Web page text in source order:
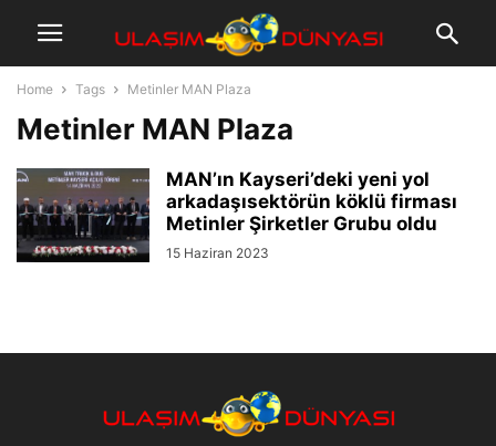
Home Tags Metinler MAN Plaza
Metinler MAN Plaza
MAN’ın Kayseri’deki yeni yol
arkadaşısektörün köklü firması
Metinler Şirketler Grubu oldu
15 Haziran 2023